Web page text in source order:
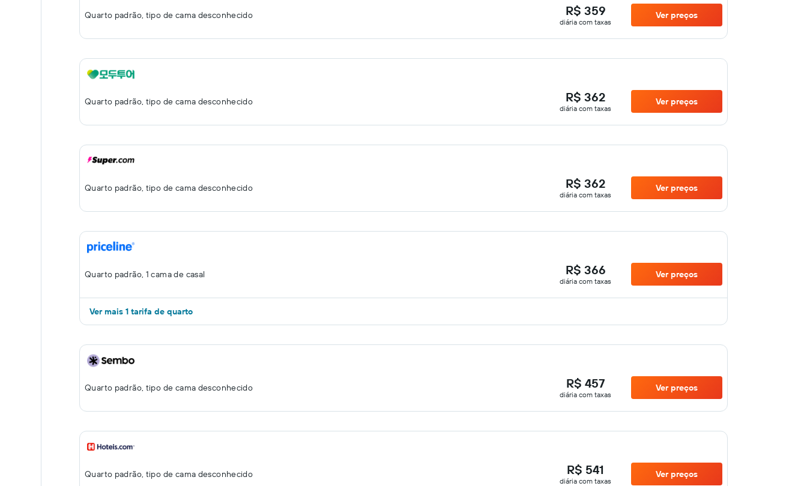
Quarto padrão, tipo de cama desconhecido R$ 359
diária com taxas
Ver preços
Quarto padrão, tipo de cama desconhecido R$ 362
diária com taxas
Ver preços
Quarto padrão, tipo de cama desconhecido R$ 362
diária com taxas
Ver preços
Quarto padrão, 1 cama de casal R$ 366
diária com taxas
Ver preços
Ver mais 1 tarifa de quarto
Quarto padrão, tipo de cama desconhecido R$ 457
diária com taxas
Ver preços
Quarto padrão, tipo de cama desconhecido R$ 541
diária com taxas
Ver preços